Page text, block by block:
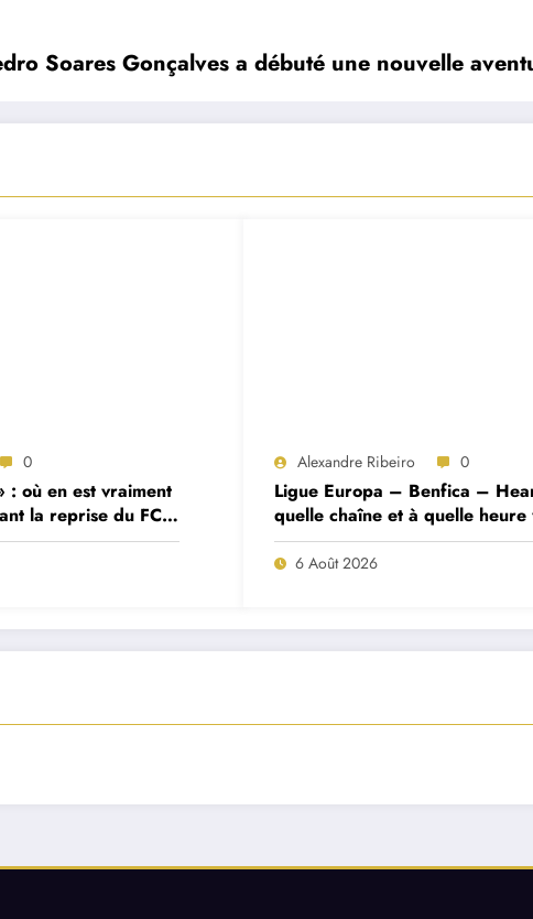
Soares Gonçalves a débuté une nouvelle
0
: où en est vraiment
la reprise du FC
Alexandre Ribeiro 0
Ligue Europa – Benfica –
quelle chaîne et à quelle heure
match ?
6 Août 2026